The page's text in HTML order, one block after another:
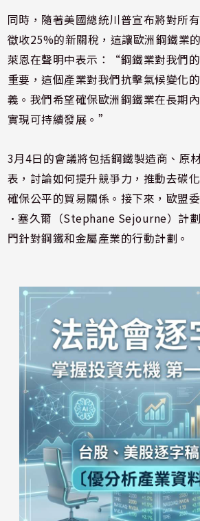
同時，隨著美國總統川普宣布將對所
徵收25%的新關稅，這讓歐洲鋼鐵業
萊恩在聲明中表示：“鋼鐵業對我們
重要，這個產業對我們抗擊氣候變化
義。我們希望確保歐洲鋼鐵業在長期
實現可持續發展。”
3月4日的會議將包括鋼鐵製造商、原
表，討論如何提升競爭力，推動去碳
確保公平的貿易關係。接下來，歐盟
·塞久爾（Stephane Sejourne）計
門針對鋼鐵和金屬產業的行動計劃。